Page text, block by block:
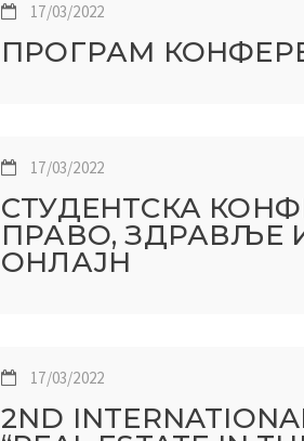
17/03/2022
ПРОГРАМ
17/03/2022
СТУДЕНТСКА
ПРАВО, ЗДРАВЉЕ И
ОНЛАЈН
17/03/2022
2ND